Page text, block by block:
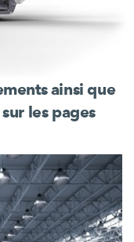
ainsi que
les pages